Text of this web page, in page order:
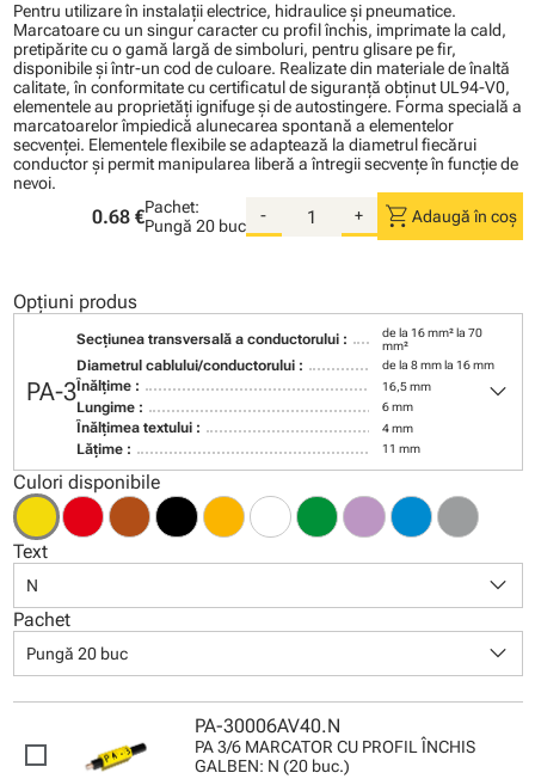
Pentru utilizare în instalaţii electrice, hidraulice şi pneumatice.
Marcatoare cu un singur caracter cu profil închis, imprimate la cald,
pretipărite cu o gamă largă de simboluri, pentru glisare pe fir,
disponibile şi într-un cod de culoare. Realizate din materiale de înaltă
calitate, în conformitate cu certificatul de siguranţă obţinut UL94-V0,
elementele au proprietăţi ignifuge şi de autostingere. Forma specială a
marcatoarelor împiedică alunecarea spontană a elementelor
secvenţei. Elementele flexibile se adaptează la diametrul fiecărui
conductor şi permit manipularea liberă a întregii secvenţe în funcţie de
nevoi.
0.68 €Pachet:
Pungă 20 buc
- + shopping_cart Adaugă în coș
Opțiuni produs
PA-3
Secţiunea transversală a conductorului :
de la 16 mm² la 70
mm²
Diametrul cablului/conductorului : de la 8 mm la 16 mm
Înălţime : 16,5 mm
Lungime : 6 mm
Înălţimea textului : 4 mm
Lăţime : 11 mm
keyboard_arrow_down
Culori disponibile
Text
N keyboard_arrow_down
Pachet
Pungă 20 buc keyboard_arrow_down
PA-30006AV40.N
PA 3/6 MARCATOR CU PROFIL ÎNCHIS
GALBEN: N (20 buc.)